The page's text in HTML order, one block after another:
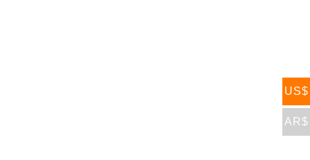
US$
AR$